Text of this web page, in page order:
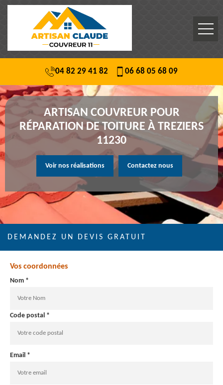
04 82 29 41 82 06 68 05 68 09
ARTISAN COUVREUR POUR
RÉPARATION DE TOITURE À TREZIERS
11230
Voir nos réalisations Contactez nous
DEMANDEZ UN DEVIS GRATUIT
Vos coordonnées
Nom *
Code postal *
Email *